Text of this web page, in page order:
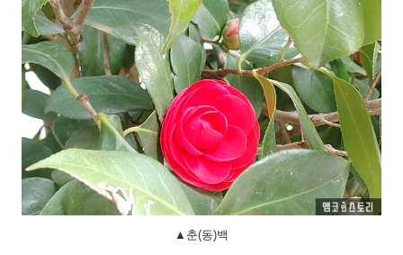
▲춘(동)백